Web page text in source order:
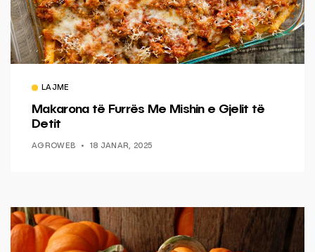
LAJME
Makarona të Furrës Me Mishin e Gjelit të
Detit
AGROWEB 18 JANAR, 2025